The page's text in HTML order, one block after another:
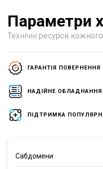
Параметри
Технічні ресурси
ГАРАНТІЯ
НАДІЙНЕ ОБЛАДНАННЯ
ПІДТРИМКА
Сабдомени